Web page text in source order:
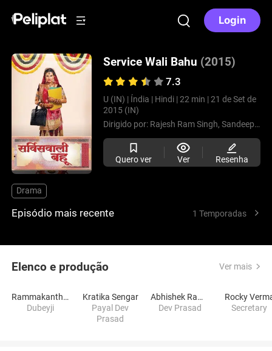
Login
Service Wali Bahu (2015)
7.3
U (IN) | Índia | Hindi | 22 min | 21 de Set de
2015 (IN)
Dirigido por: Rajesh Ram Singh, Sandeep Vijay,
Quero ver Ver Resenha
Drama
Episódio mais recente 1 Temporadas
Elenco e produção Ver mais
Rammakanth Daayama
Dubeyji
Kratika Sengar
Payal Dev
Prasad
Abhishek Rawat
Dev Prasad
Rocky
Secretary